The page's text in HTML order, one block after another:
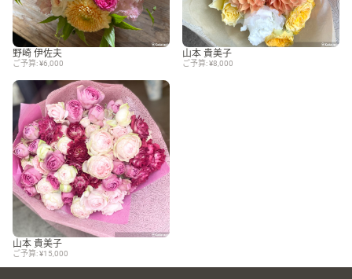
野崎 伊佐夫
ご予算: ¥6,000
山本 貴美子
ご予算: ¥8,000
山本 貴美子
ご予算: ¥15,000